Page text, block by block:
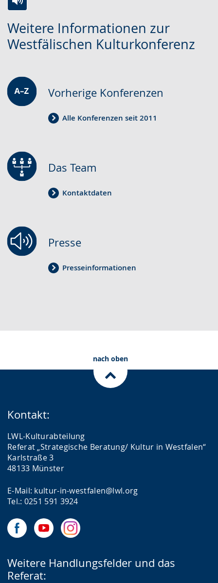
Weitere Informationen zur
Westfälischen Kulturkonferenz
Leichten
Sprache
Audio-
Unterstützung.
Video
in
Gebärdensprache
wird
angezeigt.
Vorherige Konferenzen
Alle Konferenzen seit 2011
Das Team
Kontaktdaten
Presse
Presseinformationen
nach oben
Kontakt:
LWL-Kulturabteilung
Referat „Strategische Beratung/ Kultur in Westfalen“
Karlstraße 3
48133 Münster
E-Mail: kultur-in-westfalen@lwl.org
Tel.: 0251 591 3924
Weitere Handlungsfelder und das
Referat: